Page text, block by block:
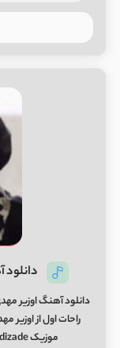
دانلود آهنگ اوزیر
راحات اول از اوزیر
موزیک Gedirem Rahat Ol Song By Uzeyir Mehdizade